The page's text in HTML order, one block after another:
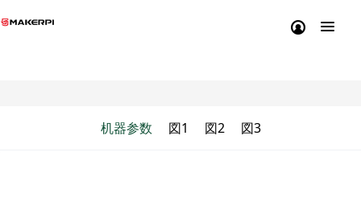
机器参数 図1 図2 図3